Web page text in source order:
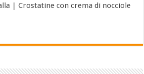
| Crostatine con crema di nocciole